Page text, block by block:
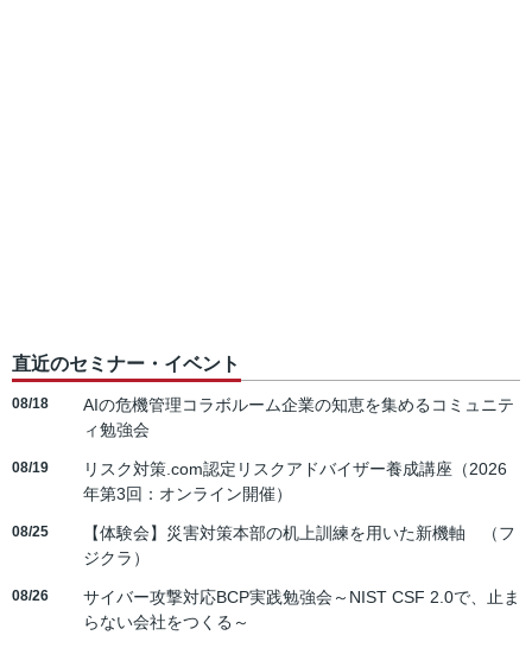
直近のセミナー・イベント
08/18
AIの危機管理コラボルーム企業の知恵を集めるコミュニテ
ィ勉強会
08/19
リスク対策.com認定リスクアドバイザー養成講座（2026
年第3回：オンライン開催）
08/25
【体験会】災害対策本部の机上訓練を用いた新機軸 （フ
ジクラ）
08/26
サイバー攻撃対応BCP実践勉強会～NIST CSF 2.0で、止ま
らない会社をつくる～